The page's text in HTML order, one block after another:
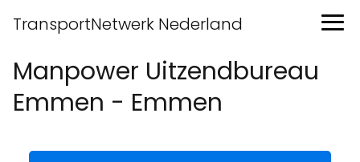
TransportNetwerk Nederland
Manpower Uitzendbureau
Emmen - Emmen